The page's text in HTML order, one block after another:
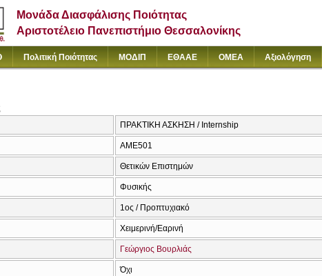
Μονάδα Διασφάλισης Ποιότητας
Αριστοτέλειο Πανεπιστήμιο Θεσσαλονίκης
Πολιτική Ποιότητας ΜΟΔΙΠ ΕΘΑΑΕ ΟΜΕΑ Αξιολόγηση
ΠΡΑΚΤΙΚΗ ΑΣΚΗΣΗ / Internship
ΑΜΕ501
Θετικών Επιστημών
Φυσικής
1ος / Προπτυχιακό
Χειμερινή/Εαρινή
Γεώργιος Βουρλιάς
Όχι